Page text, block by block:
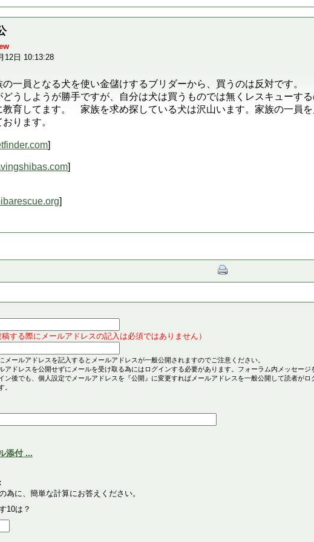
12日 10:13:28
の一員となる犬を使い金儲けするブリダーから、買うのは反対です。
どうしようが勝手ですが、自分は犬は買うものでは無くレスキューす
教育してます。 家族を求め探している犬は沢山います。家族の一員
ります。
]
]
]
稿する際にメールアドレスの記入は必須ではありません）
メールアドレスを記入するとメールアドレスが一般公開されますのでご注意ください。
アドレスを公開せずにメールを受け取る為にはログインする必要があります。フォーラム内メッセー
ン後でも、個人設定でメールアドレスを『公開』に変更すればメールアドレスを一般公開して読者が
。
添付 ...
為に、簡単な計算にお答えください。
10は？